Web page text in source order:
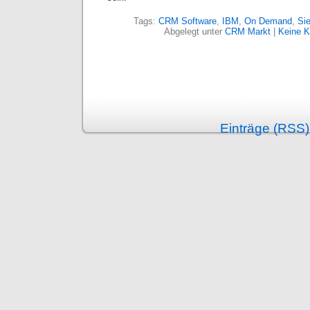
Tags: CRM Software, IBM , On Demand,
Abgelegt unter CRM Markt| Keine
Einträge (RSS)